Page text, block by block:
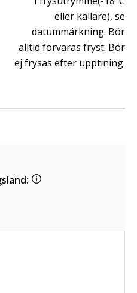
eller kallare), se
datummärkning. Bör
alltid förvaras fryst. Bör
ej frysas efter upptining.